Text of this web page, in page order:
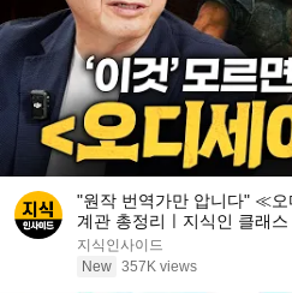
"원작 번역가만 압니다" ≪
계관 총정리ㅣ지식인 클래
지식인사이드
New 357K views